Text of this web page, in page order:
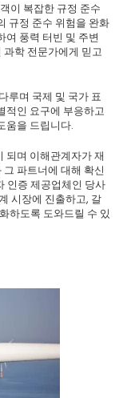
이 복잡한 규정 준수
규정 준수 위험을 완화
여 풍력 터빈 및 주변
학 전문가에게 믿고
루며 국제 및 국가 표
적인 요구에 부응하고
움을 드립니다.
되며 이해관계자가 재
파트너에 대해 확신
인증 제공업체인 당사
시장에 진출하고, 갈
하도록 도와드릴 수 있